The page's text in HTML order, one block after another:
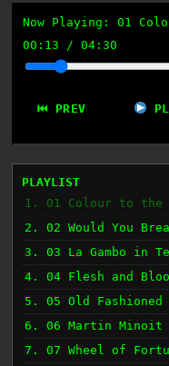
Now Playing: 01
00:14 / 04:30
⏮ PREV
PLAYLIST
1. 01 Colour to the
2. 02 Would You
3. 03 La Gambo in
4. 04 Flesh and
5. 05 Old Fashioned
6. 06 Martin Minoit
7. 07 Wheel of